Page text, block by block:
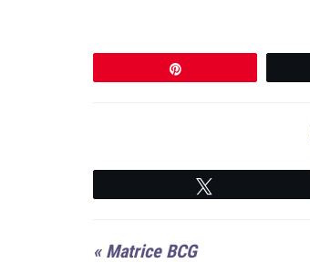
« Matrice BCG